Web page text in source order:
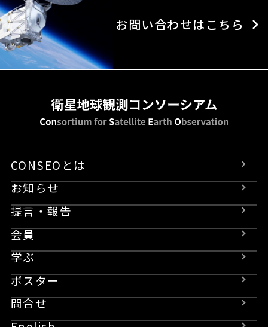
お問い合わせはこちら
CONSEOとは
お知らせ
提言・報告
会員
学ぶ
ポスター
問合せ